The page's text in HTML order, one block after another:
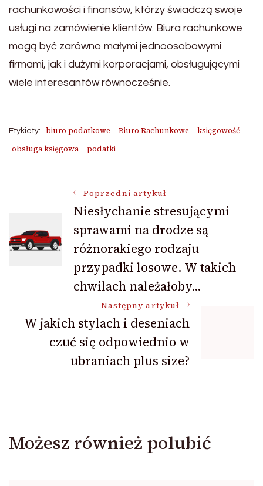
rachunkowości i finansów, którzy świadczą swoje
usługi na zamówienie klientów. Biura rachunkowe
mogą być zarówno małymi jednoosobowymi
firmami, jak i dużymi korporacjami, obsługującymi
wiele interesantów równocześnie.
Etykiety: biuro podatkowe Biuro Rachunkowe
księgowość
obsługa księgowa
podatki
Nawigacja
wpisu
Poprzedni artykuł
Niesłychanie stresującymi
sprawami na drodze są
różnorakiego rodzaju
przypadki losowe. W takich
chwilach należałoby…
Następny artykuł
W jakich stylach i deseniach
czuć się odpowiednio w
ubraniach plus size?
Możesz również polubić